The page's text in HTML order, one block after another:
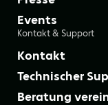
Events
Kontakt & Support
Kontakt
Technischer
Beratung